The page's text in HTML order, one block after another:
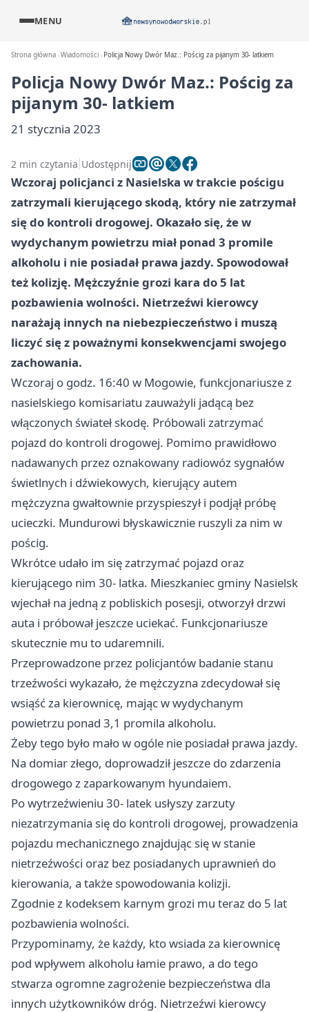
MENU
Strona główna Wiadomości Policja Nowy Dwór Maz.: Pościg za pijanym 30- latkiem
Policja Nowy Dwór Maz.: Pościg za
pijanym 30- latkiem
21 stycznia 2023
2 min czytania Udostępnij
Wczoraj policjanci z Nasielska w trakcie pościgu
zatrzymali kierującego skodą, który nie zatrzymał
się do kontroli drogowej. Okazało się, że w
wydychanym powietrzu miał ponad 3 promile
alkoholu i nie posiadał prawa jazdy. Spowodował
też kolizję. Mężczyźnie grozi kara do 5 lat
pozbawienia wolności. Nietrzeźwi kierowcy
narażają innych na niebezpieczeństwo i muszą
liczyć się z poważnymi konsekwencjami swojego
zachowania.
Wczoraj o godz. 16:40 w Mogowie, funkcjonariusze z
nasielskiego komisariatu zauważyli jadącą bez
włączonych świateł skodę. Próbowali zatrzymać
pojazd do kontroli drogowej. Pomimo prawidłowo
nadawanych przez oznakowany radiowóz sygnałów
świetlnych i dźwiekowych, kierujący autem
mężczyzna gwałtownie przyspieszył i podjął próbę
ucieczki. Mundurowi błyskawicznie ruszyli za nim w
pościg.
Wkrótce udało im się zatrzymać pojazd oraz
kierującego nim 30- latka. Mieszkaniec gminy Nasielsk
wjechał na jedną z pobliskich posesji, otworzył drzwi
auta i próbował jeszcze uciekać. Funkcjonariusze
skutecznie mu to udaremnili.
Przeprowadzone przez policjantów badanie stanu
trzeźwości wykazało, że mężczyzna zdecydował się
wsiąść za kierownicę, mając w wydychanym
powietrzu ponad 3,1 promila alkoholu.
Żeby tego było mało w ogóle nie posiadał prawa jazdy.
Na domiar złego, doprowadził jeszcze do zdarzenia
drogowego z zaparkowanym hyundaiem.
Po wytrzeźwieniu 30- latek usłyszy zarzuty
niezatrzymania się do kontroli drogowej, prowadzenia
pojazdu mechanicznego znajdując się w stanie
nietrzeźwości oraz bez posiadanych uprawnień do
kierowania, a także spowodowania kolizji.
Zgodnie z kodeksem karnym grozi mu teraz do 5 lat
pozbawienia wolności.
Przypominamy, że każdy, kto wsiada za kierownicę
pod wpływem alkoholu łamie prawo, a do tego
stwarza ogromne zagrożenie bezpieczeństwa dla
innych użytkowników dróg. Nietrzeźwi kierowcy